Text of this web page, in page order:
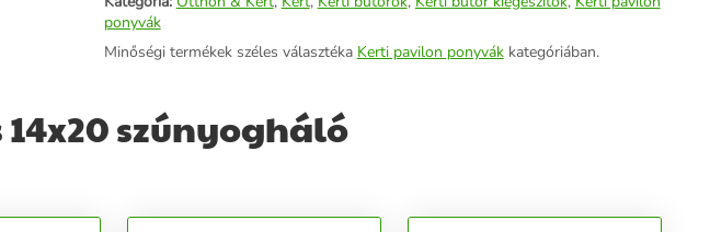
ponyvák
Minőségi termékek széles választéka Kerti pavilon ponyvákkategóriában.
szúnyogháló